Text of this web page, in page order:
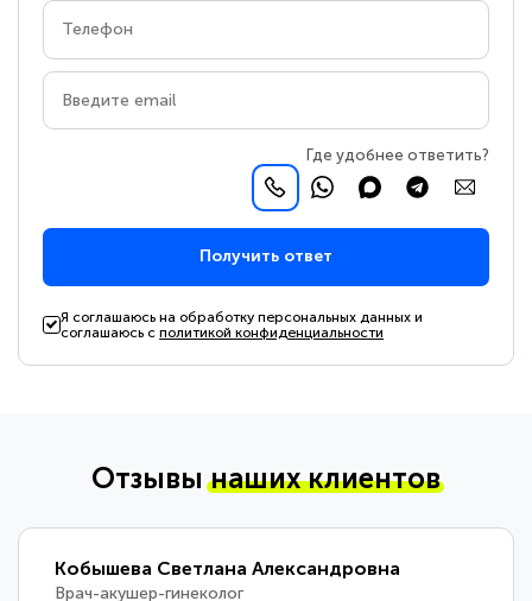
Где удобнее ответить?
Получить ответ
Я соглашаюсь на обработку персональных данных и
соглашаюсь сполитикой конфиденциальности
Отзывынаших клиентов
Кобышева Светлана Александровна
Врач-акушер-гинеколог